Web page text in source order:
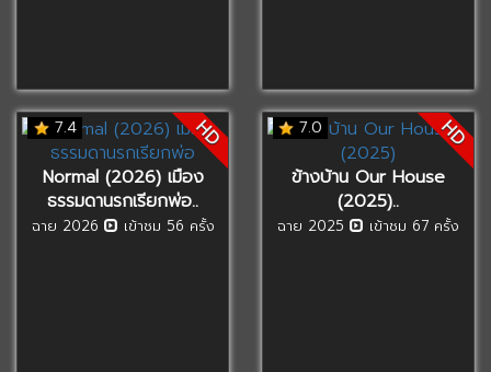
7.4 HD
Normal (2026) เมือง
ธรรมดานรกเรียกพ่อ..
ฉาย 2026 เข้าชม 56 ครั้ง
7.0 HD
ข้างบ้าน Our House
(2025)..
ฉาย 2025 เข้าชม 67 ครั้ง